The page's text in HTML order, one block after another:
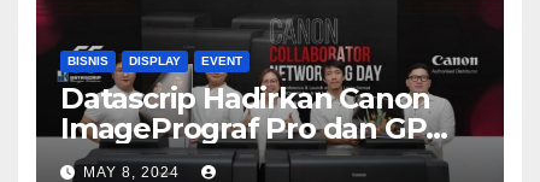
BISNIS DISPLAY EVENT
Datascrip Hadirkan Canon
ImagePrograf Pro dan GP
Series
MAY 8, 2024